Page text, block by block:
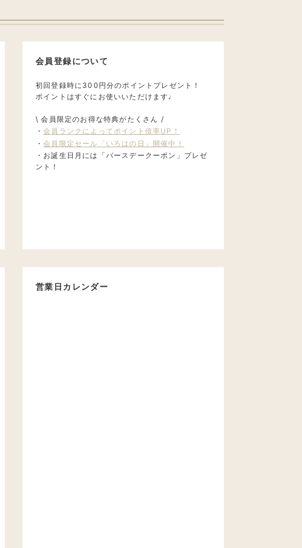
会員登録について
初回登録時に300円分のポイントプレゼント！
ポイントはすぐにお使いいただけます♩
\ 会員限定のお得な特典がたくさん /
・会員ランクによってポイント倍率UP！
・会員限定セール「いろはの日」開催中！
・お誕生日月には「バースデークーポン」プレゼ
ント！
営業日カレンダー